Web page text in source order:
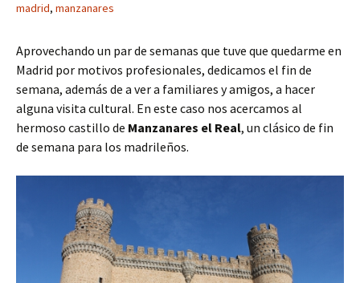
madrid, manzanares
Aprovechando un par de semanas que tuve que quedarme en
Madrid por motivos profesionales, dedicamos el fin de
semana, además de a ver a familiares y amigos, a hacer
alguna visita cultural. En este caso nos acercamos al
hermoso castillo de Manzanares el Real, un clásico de fin
de semana para los madrileños.